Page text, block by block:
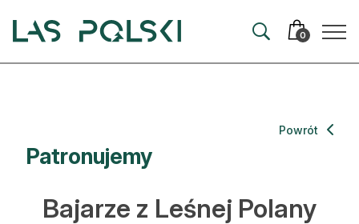
0
Artykuły
Hodowla lasu
Patronujemy
Powrót
Bajarze z Leśnej Polany